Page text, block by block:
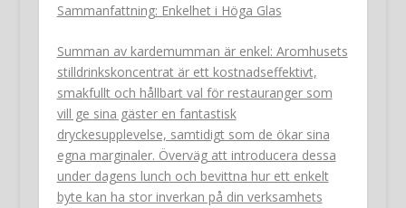
Sammanfattning: Enkelhet i Höga Glas
Summan av kardemumman är enkel: Aromhusets
stilldrinkskoncentrat är ett kostnadseffektivt,
smakfullt och hållbart val för restauranger som
vill ge sina gäster en fantastisk
dryckesupplevelse, samtidigt som de ökar sina
egna marginaler. Överväg att introducera dessa
under dagens lunch och bevittna hur ett enkelt
byte kan ha stor inverkan på din verksamhets